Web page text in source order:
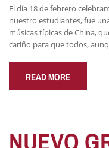
El día 18 de febrero
nuestro estudiantes, fue
músicas típicas de China,
cariño para que todos,
READ MORE
NUEVO